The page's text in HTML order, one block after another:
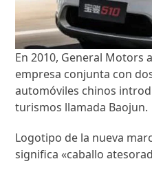
En 2010, General Motors
empresa conjunta con
automóviles chinos
turismos llamada Baojun.
Logotipo de la nueva
significa «caballo